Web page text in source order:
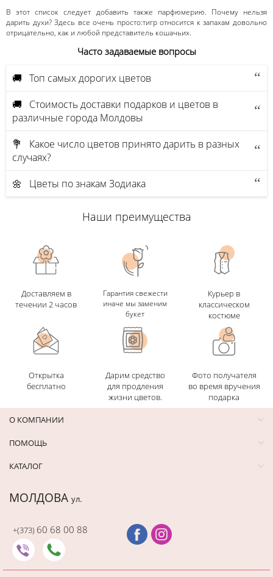
В этот список следует добавить также парфюмерию. Почему нельзя
дарить духи? Здесь все очень просто:тигр относится к запахам довольно
отрицательно, как и любой представитель кошачьих.
Часто задаваемые вопросы
🚚 Топ самых дорогих цветов
🚚 Стоимость доставки подарков и цветов в
различные города Молдовы
💐 Какое число цветов принято дарить в разных
случаях?
🌼 Цветы по знакам Зодиака
Наши преимущества
Доставляем в
течении 2 часов
Гарантия свежести
иначе мы заменим
букет
Курьер в
классическом
костюме
Открытка
бесплатно
Дарим средство
для продления
жизни цветов.
Фото получателя
во время вручения
подарка
О КОМПАНИИ
ПОМОЩЬ
КАТАЛОГ
МОЛДОВА ул.
+(373) 60 68 00 88